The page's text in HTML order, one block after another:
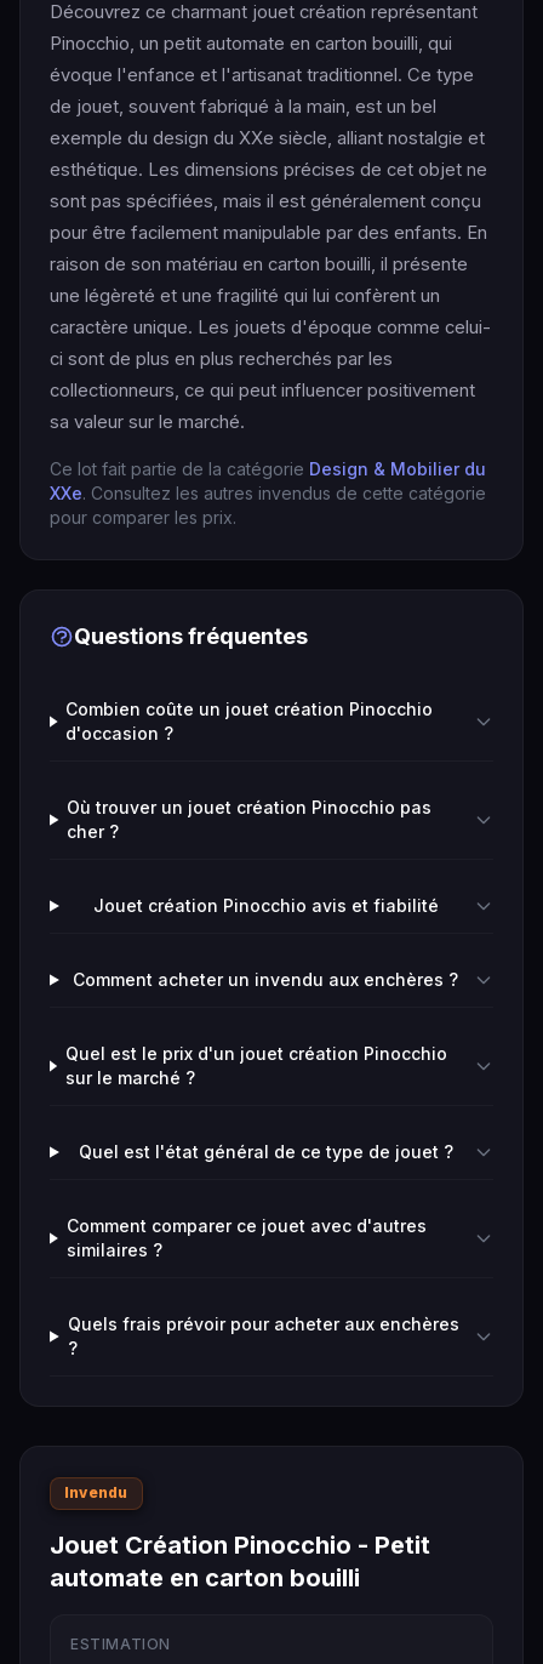
Découvrez ce charmant jouet création représentant
Pinocchio, un petit automate en carton bouilli, qui
évoque l'enfance et l'artisanat traditionnel. Ce type
de jouet, souvent fabriqué à la main, est un bel
exemple du design du XXe siècle, alliant nostalgie et
esthétique. Les dimensions précises de cet objet ne
sont pas spécifiées, mais il est généralement conçu
pour être facilement manipulable par des enfants. En
raison de son matériau en carton bouilli, il présente
une légèreté et une fragilité qui lui confèrent un
caractère unique. Les jouets d'époque comme celui-
ci sont de plus en plus recherchés par les
collectionneurs, ce qui peut influencer positivement
sa valeur sur le marché.
Ce lot fait partie de la catégorie Design & Mobilier du
XXe. Consultez les autres invendus de cette catégorie
pour comparer les prix.
Questions fréquentes
Combien coûte un jouet création Pinocchio
d'occasion ?
Où trouver un jouet création Pinocchio pas
cher ?
Jouet création Pinocchio avis et fiabilité
Comment acheter un invendu aux enchères ?
Quel est le prix d'un jouet création Pinocchio
sur le marché ?
Quel est l'état général de ce type de jouet ?
Comment comparer ce jouet avec d'autres
similaires ?
Quels frais prévoir pour acheter aux enchères
?
Invendu
Jouet Création Pinocchio - Petit
automate en carton bouilli
ESTIMATION